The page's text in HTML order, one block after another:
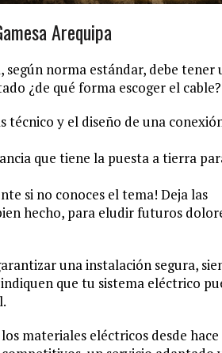
Arequipa
norma estándar, debe tener
¿de qué forma escoger el cable?
técnico y el diseño de una
que tiene la puesta a tierra
si no conoces el tema! Deja las
hecho, para eludir futuros
una instalación segura,
que tu sistema eléctrico
materiales eléctricos desde hace